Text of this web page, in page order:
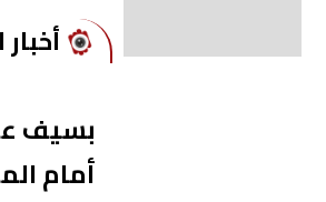
بسيف
أمام